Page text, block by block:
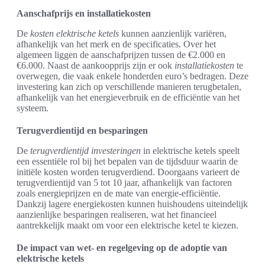
Aanschafprijs en installatiekosten
De kosten elektrische ketels kunnen aanzienlijk variëren,
afhankelijk van het merk en de specificaties. Over het
algemeen liggen de aanschafprijzen tussen de €2.000 en
€6.000. Naast de aankoopprijs zijn er ook installatiekosten te
overwegen, die vaak enkele honderden euro’s bedragen. Deze
investering kan zich op verschillende manieren terugbetalen,
afhankelijk van het energieverbruik en de efficiëntie van het
systeem.
Terugverdientijd en besparingen
De terugverdientijd investeringen in elektrische ketels speelt
een essentiële rol bij het bepalen van de tijdsduur waarin de
initiële kosten worden terugverdiend. Doorgaans varieert de
terugverdientijd van 5 tot 10 jaar, afhankelijk van factoren
zoals energieprijzen en de mate van energie-efficiëntie.
Dankzij lagere energiekosten kunnen huishoudens uiteindelijk
aanzienlijke besparingen realiseren, wat het financieel
aantrekkelijk maakt om voor een elektrische ketel te kiezen.
De impact van wet- en regelgeving op de adoptie van
elektrische ketels